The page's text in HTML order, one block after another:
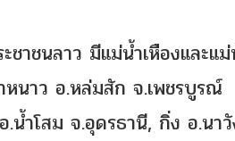
าชนลาว มีแม่น้ำเหืองและแ
นาว อ.หล่มสัก จ.เพชรบูรณ์
ำโสม จ.อุดรธานี, กิ่ง อ.นา